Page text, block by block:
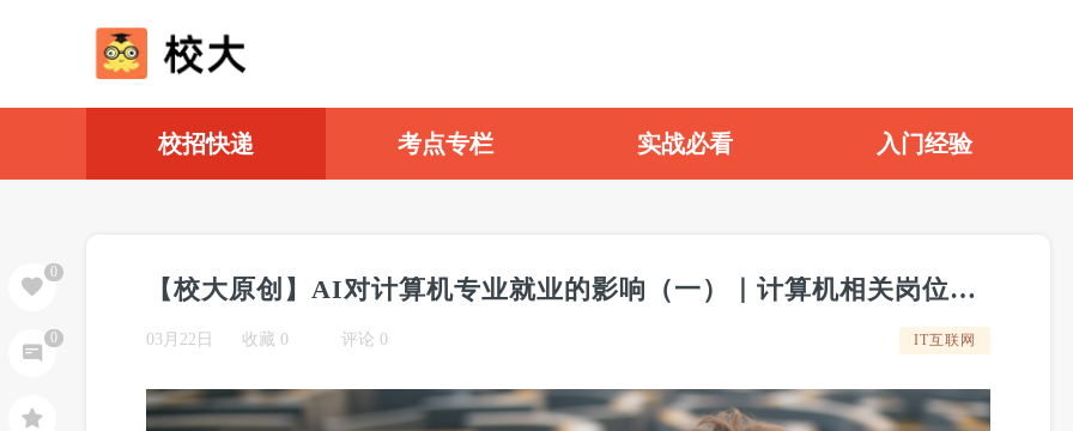
校招快递 考点专栏 实战必看 入门经验
0
0
【校大原创】AI对计算机专业就业的影响（一）｜计算机相关岗位各层次的招聘变化 | 27届校招必看
03月22日 收藏 0 评论 0 IT互联网